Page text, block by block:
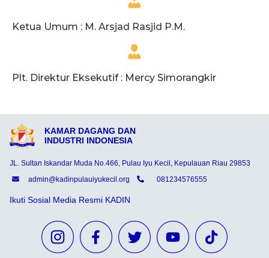
Ketua Umum : M. Arsjad Rasjid P.M.
Plt. Direktur Eksekutif : Mercy Simorangkir
KAMAR DAGANG DAN
INDUSTRI INDONESIA
JL. Sultan Iskandar Muda No.466, Pulau Iyu Kecil, Kepulauan Riau 29853
admin@kadinpulauiyukecil.org
081234576555
Ikuti Sosial Media Resmi KADIN